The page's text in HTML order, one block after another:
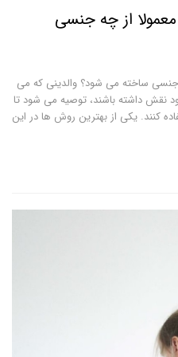
چه جنسی
می شود؟ والدینی که می
باشند، توصیه می شود تا
از بهترین روش ها در این